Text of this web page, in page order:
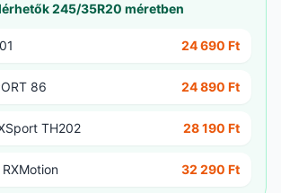
245/35R20 méretben
24 690 Ft
86 24 890 Ft
TH202 28 190 Ft
RXMotion 32 290 Ft